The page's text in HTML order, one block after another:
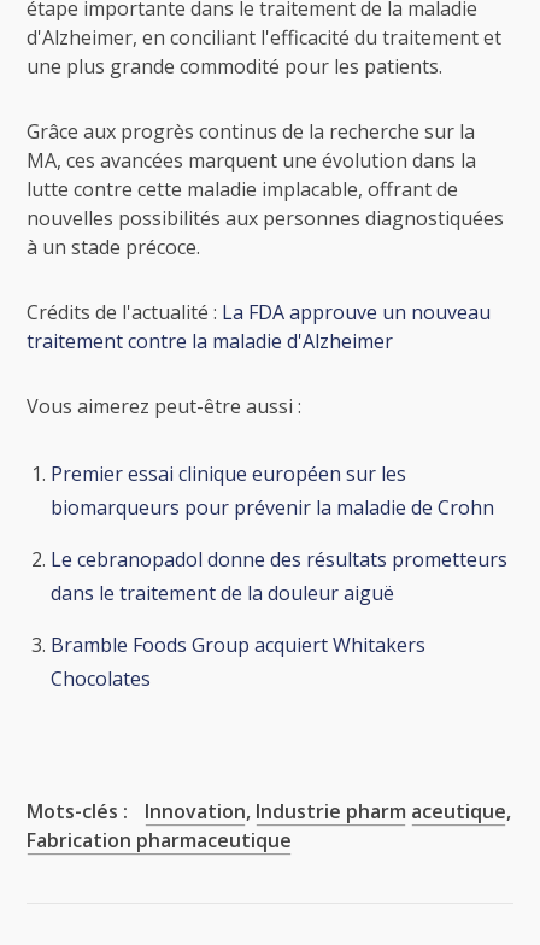
étape importante dans le traitement de la maladie
d'Alzheimer, en conciliant l'efficacité du traitement et
une plus grande commodité pour les patients.
Grâce aux progrès continus de la recherche sur la
MA, ces avancées marquent une évolution dans la
lutte contre cette maladie implacable, offrant de
nouvelles possibilités aux personnes diagnostiquées
à un stade précoce.
Crédits de l'actualité : La FDA approuve un nouveau
traitement contre la maladie d'Alzheimer
Vous aimerez peut-être aussi :
Premier essai clinique européen sur les
biomarqueurs pour prévenir la maladie de Crohn
Le cebranopadol donne des résultats prometteurs
dans le traitement de la douleur aiguë
Bramble Foods Group acquiert Whitakers
Chocolates
Mots-clés : Innovation, Industrie pharm aceutique,
Fabrication pharmaceutique